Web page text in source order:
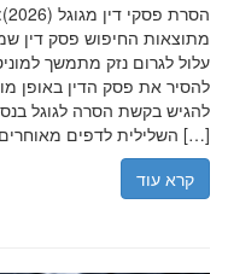
מתוצאות החיפוש פסק דין
עלול לגרום נזק מתמשך
להסיר את פסק הדין באופן
להגיש בקשת הסרה לגוגל
השלילית לדפים מאוחרים יותר […]
קרא עוד